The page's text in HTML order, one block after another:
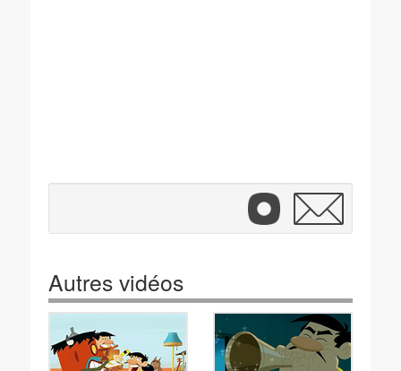
Autres vidéos